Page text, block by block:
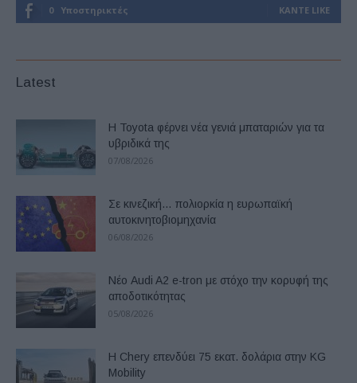
0 Υποστηρικτές ΚΆΝΤΕ LIKE
Latest
Η Toyota φέρνει νέα γενιά μπαταριών για τα
υβριδικά της
07/08/2026
Σε κινεζική… πολιορκία η ευρωπαϊκή
αυτοκινητοβιομηχανία
06/08/2026
Νέο Audi A2 e-tron με στόχο την κορυφή της
αποδοτικότητας
05/08/2026
Η Chery επενδύει 75 εκατ. δολάρια στην KG
Mobility